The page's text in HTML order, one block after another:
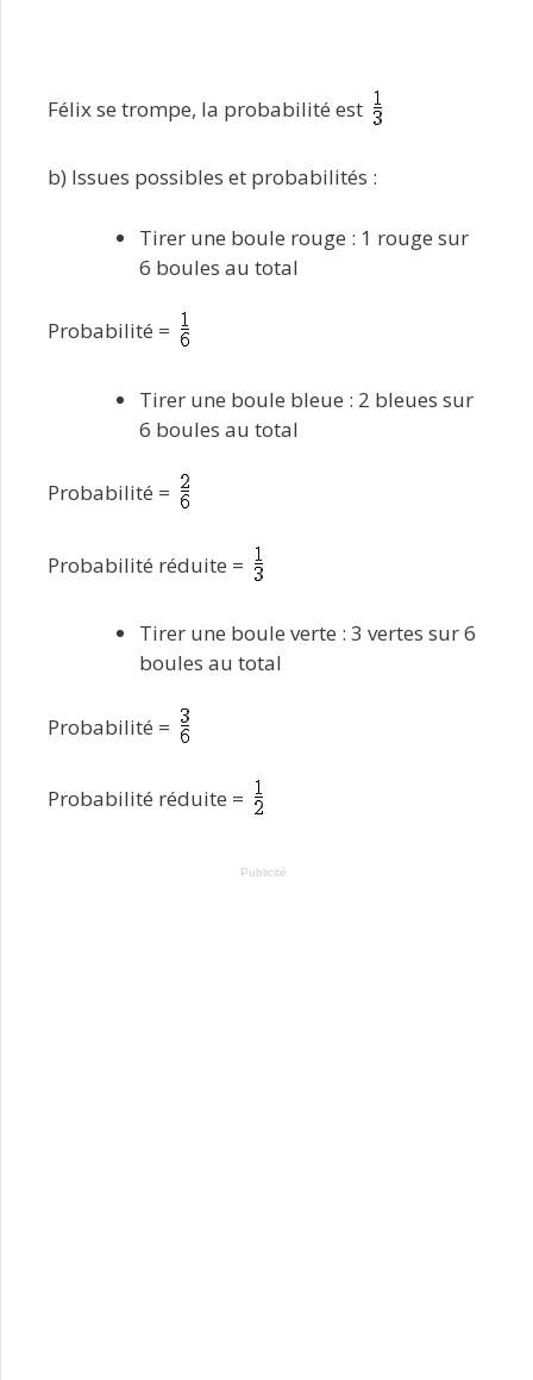
Félix se trompe, la probabilité est
b) Issues possibles et probabilités :
Tirer une boule rouge : 1 rouge sur
6 boules au total
Probabilité =
Tirer une boule bleue : 2 bleues sur
6 boules au total
Probabilité =
Probabilité réduite =
Tirer une boule verte : 3 vertes sur 6
boules au total
Probabilité =
Probabilité réduite =
Publicité